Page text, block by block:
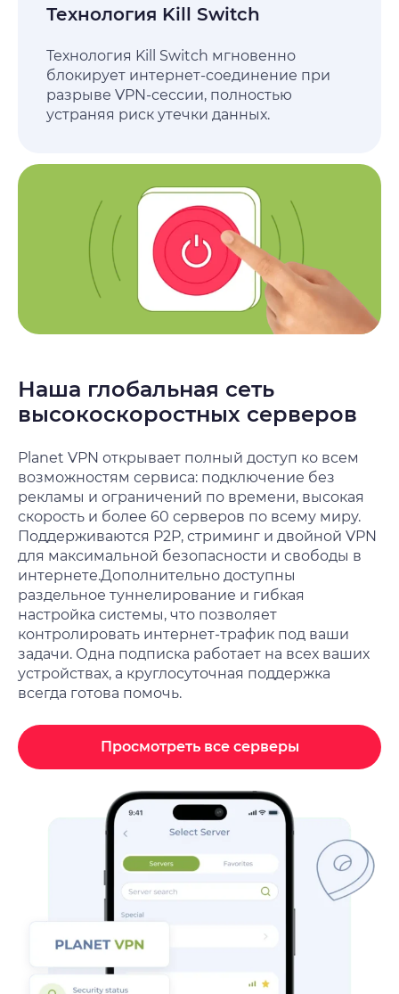
Технология Kill Switch
Технология Kill Switch мгновенно
блокирует интернет-соединение при
разрыве VPN-сессии, полностью
устраняя риск утечки данных.
Наша глобальная сеть
высокоскоростных серверов
Planet VPN открывает полный доступ ко всем
возможностям сервиса: подключение без
рекламы и ограничений по времени, высокая
скорость и более 60 серверов по всему миру.
Поддерживаются P2P, стриминг и двойной VPN
для максимальной безопасности и свободы в
интернете.Дополнительно доступны
раздельное туннелирование и гибкая
настройка системы, что позволяет
контролировать интернет-трафик под ваши
задачи. Одна подписка работает на всех ваших
устройствах, а круглосуточная поддержка
всегда готова помочь.
Просмотреть все серверы